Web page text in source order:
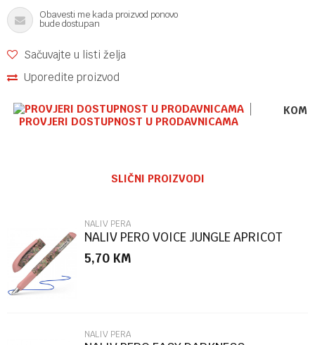
Obavesti me kada proizvod ponovo
bude dostupan
Sačuvajte u listi želja
Uporedite proizvod
PROVJERI DOSTUPNOST U PRODAVNICAMA
Poruka
SLIČNI PROIZVODI
NALIV PERA
NALIV PERO VOICE JUNGLE APRICOT
160021 SCHN.
5,70 KM
NALIV PERA